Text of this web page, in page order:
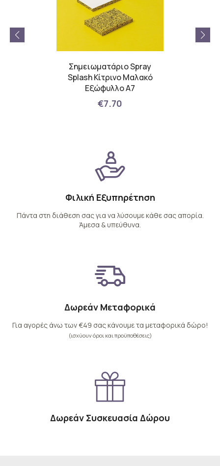
Σημειωματάριο Spray
Splash Κίτρινο Μαλακό
Εξώφυλλο A7
€7.70
Φιλική Εξυπηρέτηση
Πάντα στη διάθεση σας για να λύσουμε κάθε σας απορία.
Άμεσα & υπεύθυνα.
Δωρεάν Μεταφορικά
Για αγορές άνω των €49 σας κάνουμε τα μεταφορικά δώρο!
(ισχύουν όροι και προϋποθέσεις)
Δωρεάν Συσκευασία Δώρου